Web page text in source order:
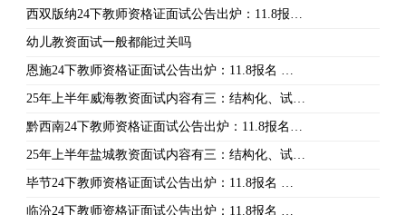
西双版纳24下教师资格证面试公告出炉：11.8报…
幼儿教资面试一般都能过关吗
恩施24下教师资格证面试公告出炉：11.8报名 …
25年上半年威海教资面试内容有三：结构化、试…
黔西南24下教师资格证面试公告出炉：11.8报名…
25年上半年盐城教资面试内容有三：结构化、试…
毕节24下教师资格证面试公告出炉：11.8报名 …
临汾24下教师资格证面试公告出炉：11.8报名 …